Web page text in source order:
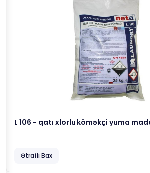
L 106 - qatı xlorlu köməkçi yuma
Ətraflı Bax